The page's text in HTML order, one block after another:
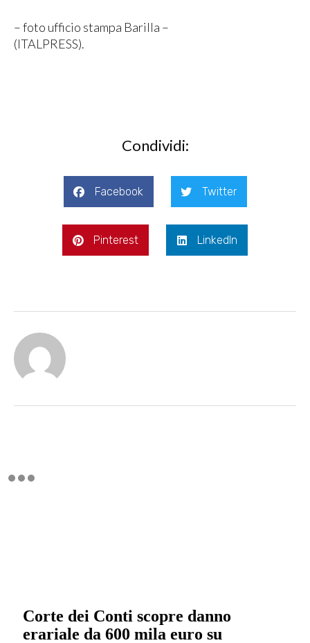
– foto ufficio stampa Barilla –
(ITALPRESS).
Condividi:
Facebook Twitter
Pinterest LinkedIn
Corte dei Conti scopre danno
erariale da 600 mila euro su